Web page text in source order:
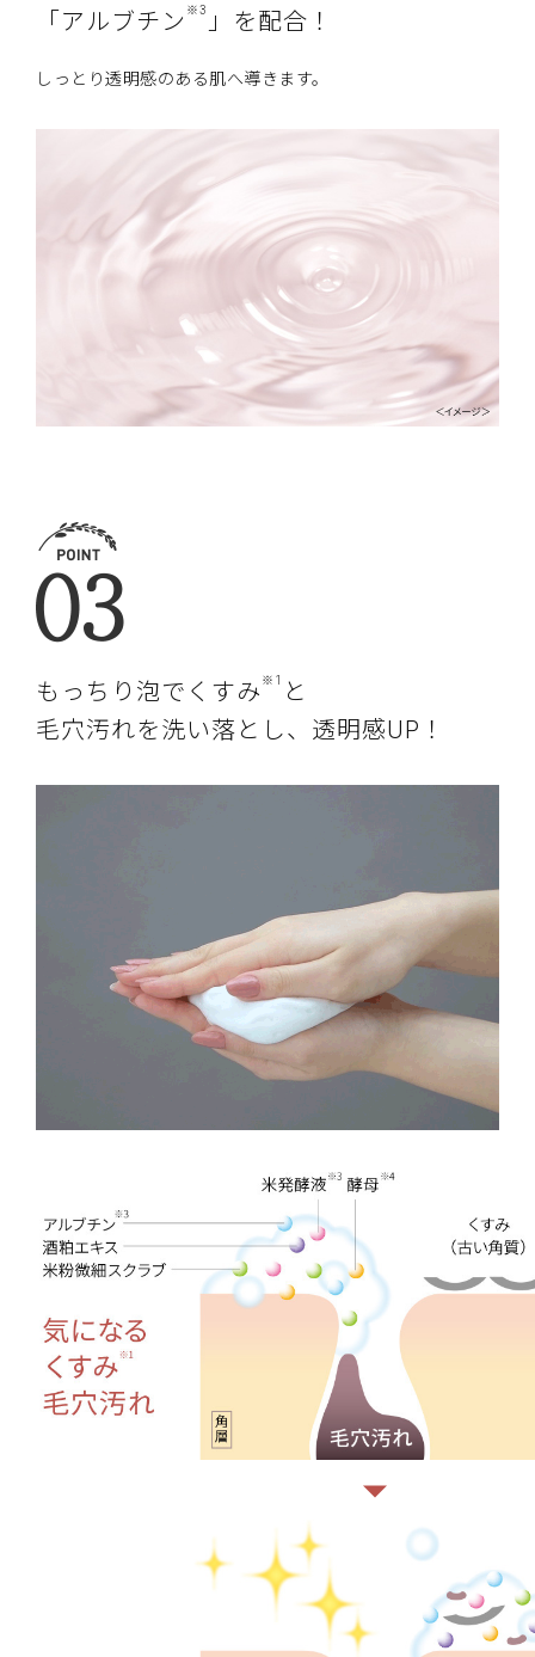
「アルブチン ※3 」を配合！
しっとり透明感のある肌へ導きます。
もっちり泡でくすみ ※1
と
毛穴汚れを洗い落とし、透明感UP！